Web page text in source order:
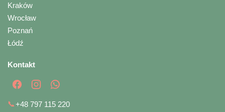
Kraków
Wrocław
Poznań
Łódź
Kontakt
📞+48 797 115 220